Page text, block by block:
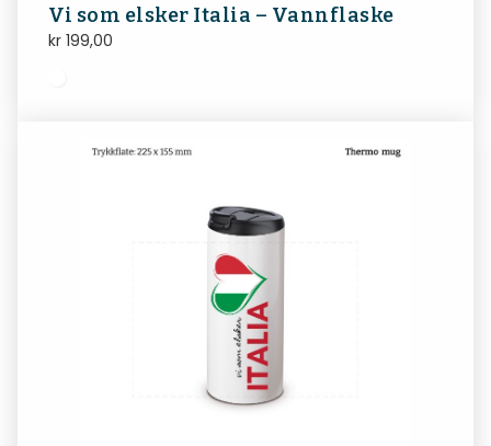
Vi som elsker Italia – Vannflaske
kr 199,00